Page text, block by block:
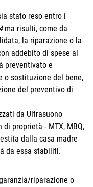
stato reso entro i
ma risulti, come da
la riparazione o la
addebito di spese al
preventivato e
o sostituzione del bene,
del preventivo di
da Ultrasuono
di proprietà - MTX, MBQ,
dalla casa madre
da essa stabiliti.
riparazione o